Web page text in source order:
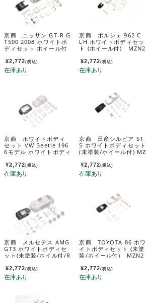
京商 ニッサン GT-R G
T500 2008 ホワイトボ
ディセット ホイール付
¥2,772(税込)
京商 ポルシェ 962 C
LH ホワイトボディセッ
ト (ホイール付) MZN2
¥2,772(税込)
京商 ホワイトボディ
セット VW Beetle 196
6モデル ホワイトボディ
付 MZN240
¥2,772(税込)
京商 日産シルビア S1
5 ホワイトボディセット
(未塗装/ホイール付) MZ
¥2,772(税込)
京商 メルセデス AMG
GT3 ホワイトボディセ
ット(未塗装/ホイル付/R
¥2,772(税込)
京商 TOYOTA 86 ホワ
イトボディセット (未塗
装/ホイール付) MZN2
¥2,772(税込)